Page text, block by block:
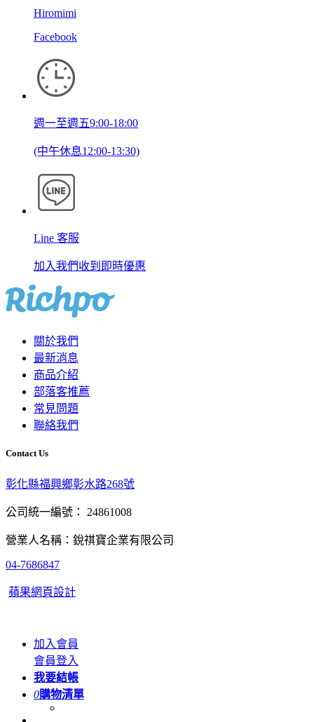
Hiromimi
Facebook
週一至週五9:00-18:00
(中午休息12:00-13:30)
Line 客服
加入我們收到即時優惠
關於我們
最新消息
商品介紹
部落客推薦
常見問題
聯絡我們
Contact Us
彰化縣福興鄉彰水路268號
公司統一編號： 24861008
營業人名稱：銳祺寶企業有限公司
04-7686847
蘋果網頁設計
加入會員
會員登入
我要結帳
0購物清單